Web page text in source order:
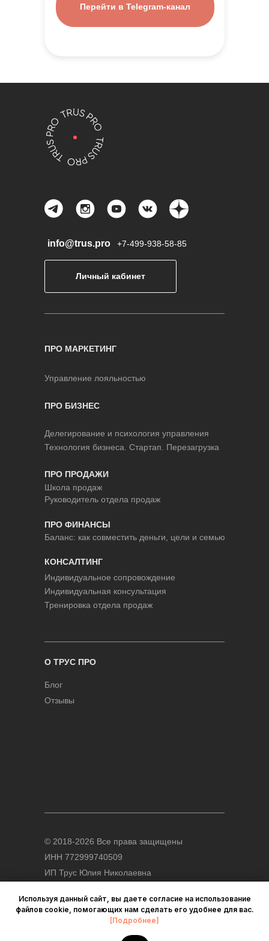
Перейти в Telegram-канал
info@trus.pro
Личный кабинет
Управление лояльностью
Тренировка отдела продаж
Индивидуальная консультация
Индивидуальное сопровождение
КОНСАЛТИНГ
ПРО МАРКЕТИНГ
ПРО ФИНАНСЫ
ПРО ПРОДАЖИ
ПРО БИЗНЕС
Делегирование и психология управления
Технология бизнеса. Стартап. Перезагрузка
Руководитель отдела продаж
Школа продаж
© 2018-2026 Все права защищены
ИНН 772999740509
ИП Трус Юлия Николаевна
О ТРУС ПРО
Блог
Отзывы
Баланс: как совместить деньги, цели и семью
+7-499-938-58-85
Используя данный сайт, вы даете согласие на использование
файлов cookie, помогающих нам сделать его удобнее для вас.
[Подробнее]